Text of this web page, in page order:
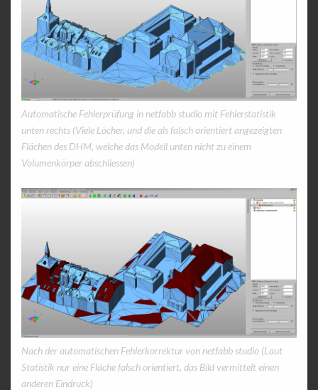
Automatische Fehlerprüfung in netfabb studio mit Fehlerstatistik
unten rechts (Viele Löcher, und die als falsch orientiert angezeigten
Flächen des DHM, welche das Modell unten nicht zu einem
Volumenkörper abschliessen)
Nach der automatischen Fehlerkorrektur von netfabb studio (Laut
Statistik nur eine Fläche falsch orientiert, das Bild vermittelt einen
anderen Eindruck)